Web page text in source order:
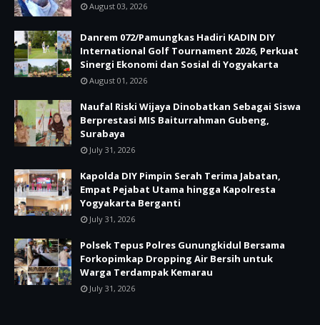
August 03, 2026
Danrem 072/Pamungkas Hadiri KADIN DIY
International Golf Tournament 2026, Perkuat
Sinergi Ekonomi dan Sosial di Yogyakarta
August 01, 2026
Naufal Riski Wijaya Dinobatkan Sebagai Siswa
Berprestasi MIS Baiturrahman Gubeng,
Surabaya
July 31, 2026
Kapolda DIY Pimpin Serah Terima Jabatan,
Empat Pejabat Utama hingga Kapolresta
Yogyakarta Berganti
July 31, 2026
Polsek Tepus Polres Gunungkidul Bersama
Forkopimkap Dropping Air Bersih untuk
Warga Terdampak Kemarau
July 31, 2026